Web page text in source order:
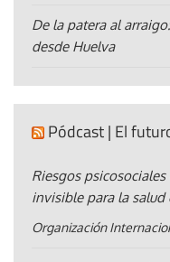
De la patera al
desde Huelva
Pódcast | El
Riesgos
invisible para la salud
Organización